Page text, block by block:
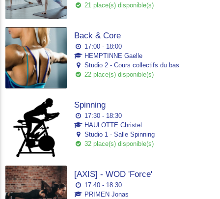
21 place(s) disponible(s)
Back & Core
17:00 - 18:00
HEMPTINNE Gaelle
Studio 2 - Cours collectifs du bas
22 place(s) disponible(s)
Spinning
17:30 - 18:30
HAULOTTE Christel
Studio 1 - Salle Spinning
32 place(s) disponible(s)
[AXIS] - WOD 'Force'
17:40 - 18:30
PRIMEN Jonas